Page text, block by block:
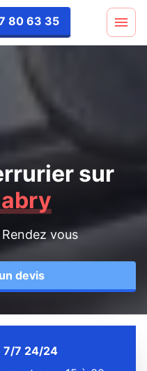
80 63 35
sur
vous
devis
7/7 24/24